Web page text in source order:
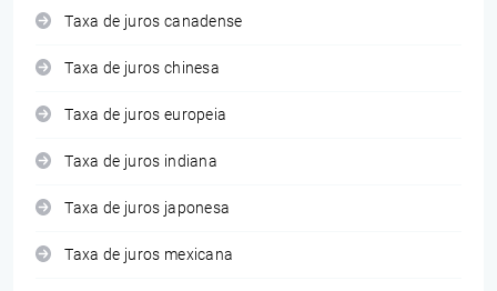
Taxa de juros canadense
Taxa de juros chinesa
Taxa de juros europeia
Taxa de juros indiana
Taxa de juros japonesa
Taxa de juros mexicana